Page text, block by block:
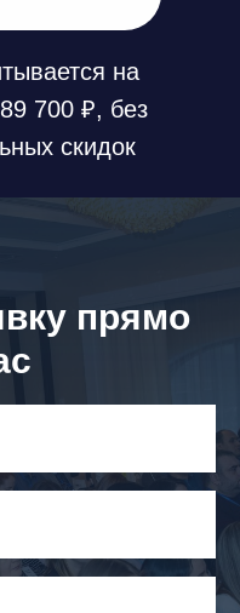
на
700 ₽, без
скидок
прямо